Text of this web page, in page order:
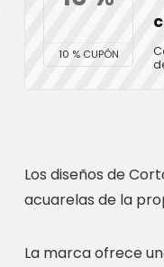
10 % CUPÓN
Los diseños de
acuarelas de la
La marca ofrece